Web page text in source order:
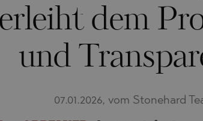
DEL SEGURA
dem
und
07.01.2026, vom Stonehard